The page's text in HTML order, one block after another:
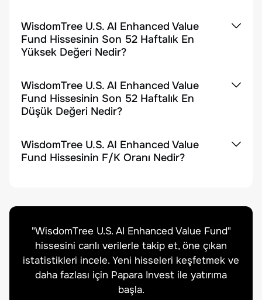
WisdomTree U.S. AI Enhanced Value
Fund Hissesinin Son 52 Haftalık En
Yüksek Değeri Nedir?
WisdomTree U.S. AI Enhanced Value
Fund Hissesinin Son 52 Haftalık En
Düşük Değeri Nedir?
WisdomTree U.S. AI Enhanced Value
Fund Hissesinin F/K Oranı Nedir?
"WisdomTree U.S. AI Enhanced Value Fund"
hissesini canlı verilerle takip et, öne çıkan
istatistikleri incele. Yeni hisseleri keşfetmek ve
daha fazlası için Papara Invest ile yatırıma
başla.